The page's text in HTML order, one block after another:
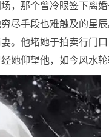
，那个曾冷眼签下离
尽手段也难触及的星
。他堵她于拍卖行门
她仰望他，如今风水轮